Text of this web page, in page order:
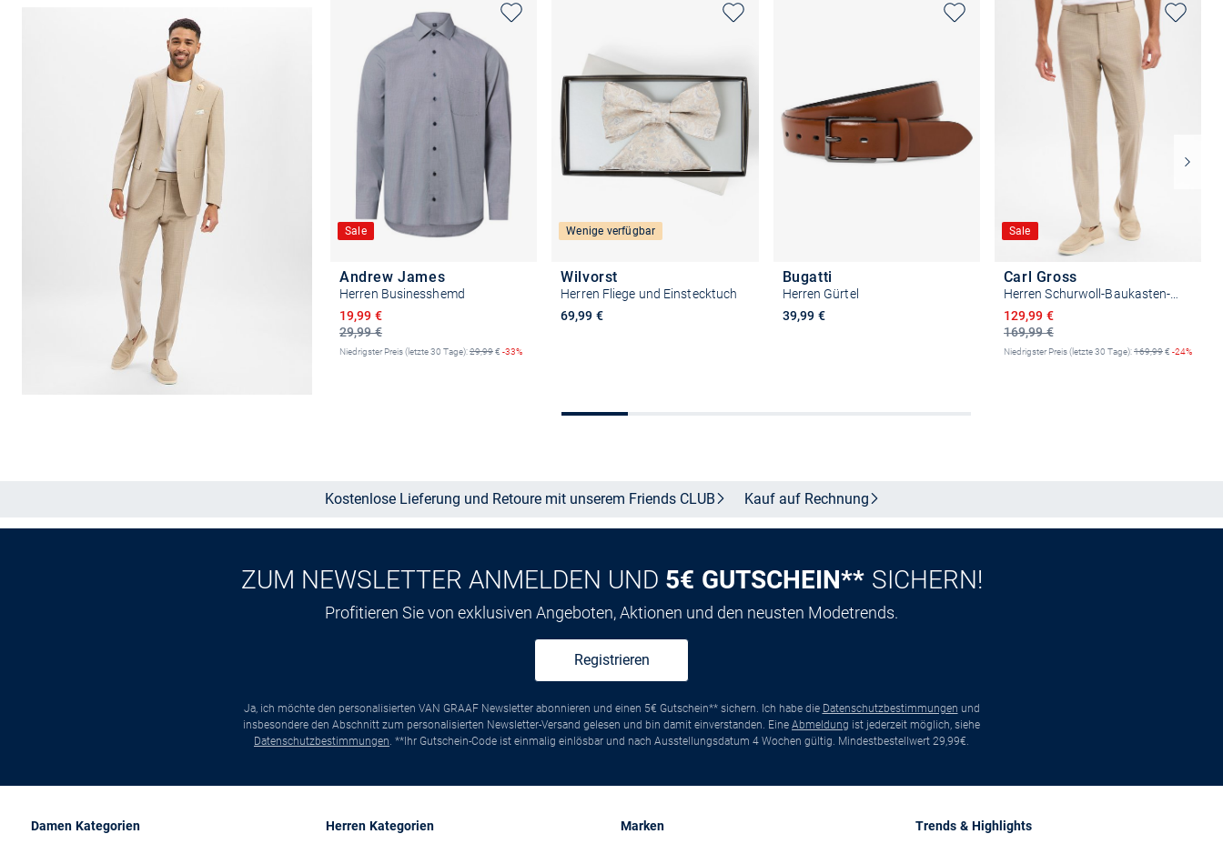
Sale
Andrew James
Herren Businesshemd
29,99 €
Ermäßigter Preis
19,99 €
Niedrigster Preis (letzte 30 Tage):29,99€ -33%
Wenige verfügbar
Wilvorst
Herren Fliege und Einstecktuch
69,99 €
In den Warenkorb
Bugatti
Herren Gürtel
39,99 €
Sale
Carl Gross
169,99 €
Ermäßigter Preis
129,99 €
Niedrigster Preis (letzte 30 Tage):169,99€ -24%
Kostenlose Lieferung und Retoure mit unserem Friends CLUB Kauf auf Rechnung
ZUM NEWSLETTER ANMELDEN UND 5€ GUTSCHEIN** SICHERN!
Profitieren Sie von exklusiven Angeboten, Aktionen und den neusten Modetrends.
Registrieren
Ja, ich möchte den personalisierten VAN GRAAF Newsletter abonnieren und einen 5€ Gutschein** sichern. Ich habe die Datenschutzbestimmungen und
insbesondere den Abschnitt zum personalisierten Newsletter-Versand gelesen und bin damit einverstanden. Eine Abmeldung ist jederzeit möglich, siehe
Datenschutzbestimmungen. **Ihr Gutschein-Code ist einmalig einlösbar und nach Ausstellungsdatum 4 Wochen gültig. Mindestbestellwert 29,99€.
Damen Kategorien Herren Kategorien Marken Trends & Highlights